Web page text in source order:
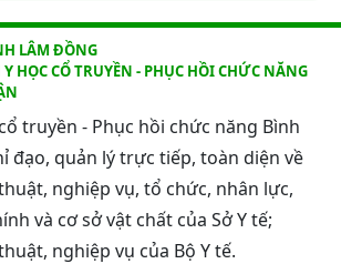
LÂM ĐỒNG
HỌC CỔ TRUYỀN - PHỤC HỒI CHỨC NĂNG
truyền - Phục hồi chức năng Bình
đạo, quản lý trực tiếp, toàn diện về
nghiệp vụ, tổ chức, nhân lực,
và cơ sở vật chất của Sở Y tế;
nghiệp vụ của Bộ Y tế.